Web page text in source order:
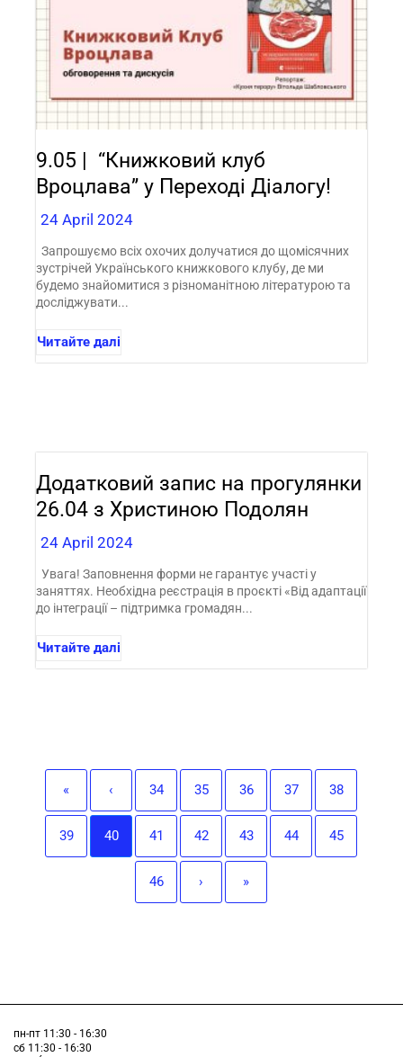
9.05 | “Книжковий клуб
Вроцлава” у Переході Діалогу!
24 April 2024
Запрошуємо всіх охочих долучатися до щомісячних
зустрічей Українського книжкового клубу, де ми
будемо знайомитися з різноманітною літературою та
досліджувати...
Читайте далі
Додатковий запис на прогулянки
26.04 з Христиною Подолян
24 April 2024
Увага! Заповнення форми не гарантує участі у
заняттях. Необхідна реєстрація в проєкті «Від адаптації
до інтеграції – підтримка громадян...
Читайте далі
« ‹ 34 35 36 37 38
39 40 41 42 43 44 45
46 › »
пн-пт 11:30 - 16:30
сб 11:30 - 16:30